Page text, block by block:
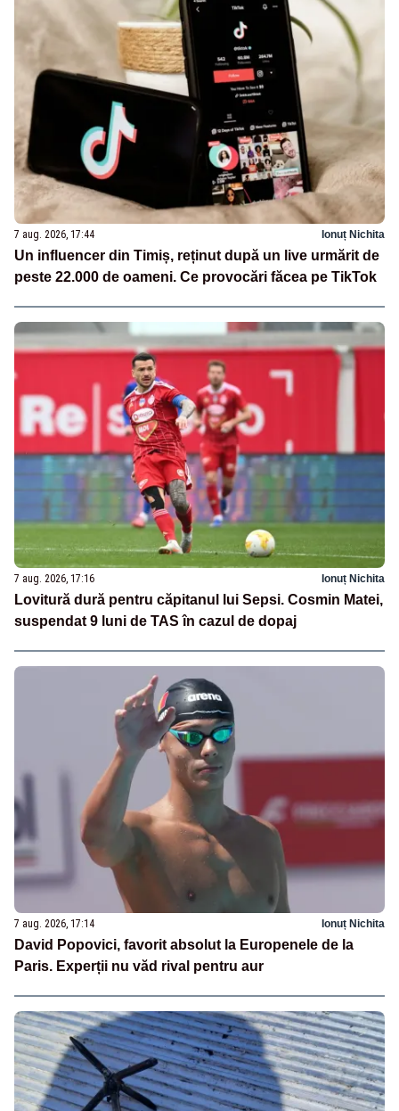
7 aug. 2026, 17:44 Ionuț Nichita
Un influencer din Timiș, reținut după un live urmărit de
peste 22.000 de oameni. Ce provocări făcea pe TikTok
7 aug. 2026, 17:16 Ionuț Nichita
Lovitură dură pentru căpitanul lui Sepsi. Cosmin Matei,
suspendat 9 luni de TAS în cazul de dopaj
7 aug. 2026, 17:14 Ionuț Nichita
David Popovici, favorit absolut la Europenele de la
Paris. Experții nu văd rival pentru aur